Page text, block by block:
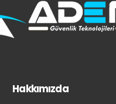
Hakkımızda